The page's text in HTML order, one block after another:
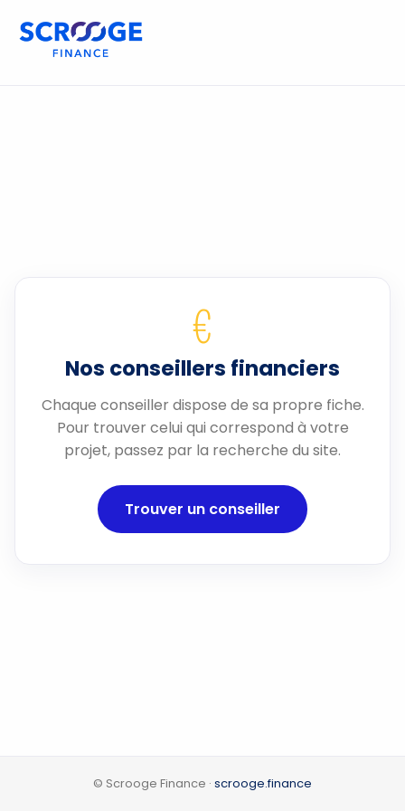
€
Nos conseillers financiers
Chaque conseiller dispose de sa propre fiche.
Pour trouver celui qui correspond à votre
projet, passez par la recherche du site.
Trouver un conseiller
© Scrooge Finance · scrooge.finance